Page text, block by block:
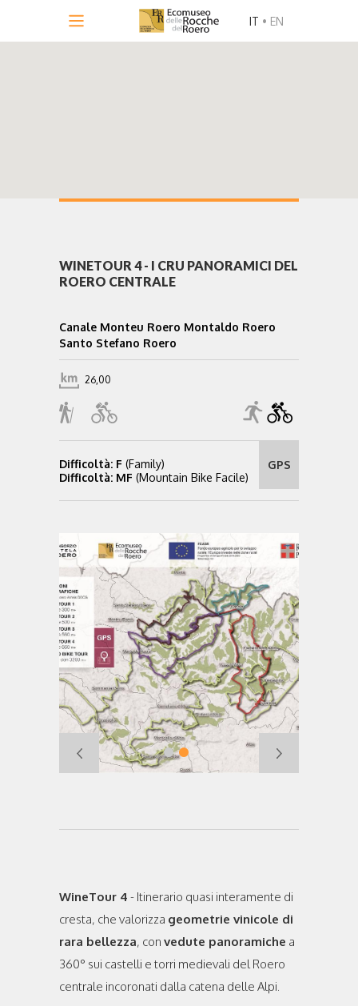
IT • EN
WINETOUR 4 - I CRU PANORAMICI DEL
ROERO CENTRALE
Canale Monteu Roero Montaldo Roero
Santo Stefano Roero
26,00
Difficoltà: F (Family)
Difficoltà: MF (Mountain Bike Facile)
GPS
WineTour 4 - Itinerario quasi interamente di
cresta, che valorizza geometrie vinicole di
rara bellezza, con vedute panoramiche a
360° sui castelli e torri medievali del Roero
centrale incoronati dalla catena delle Alpi.